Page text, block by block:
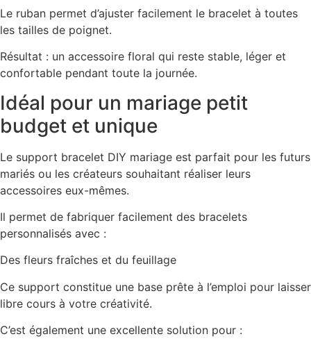
Le ruban permet d’ajuster facilement le bracelet à toutes
les tailles de poignet.
Résultat : un accessoire floral qui reste stable, léger et
confortable pendant toute la journée.
Idéal pour un mariage petit
budget et unique
Le support bracelet DIY mariage est parfait pour les futurs
mariés ou les créateurs souhaitant réaliser leurs
accessoires eux-mêmes.
Il permet de fabriquer facilement des bracelets
personnalisés avec :
Des fleurs fraîches et du feuillage
Ce support constitue une base prête à l’emploi pour laisser
libre cours à votre créativité.
C’est également une excellente solution pour :